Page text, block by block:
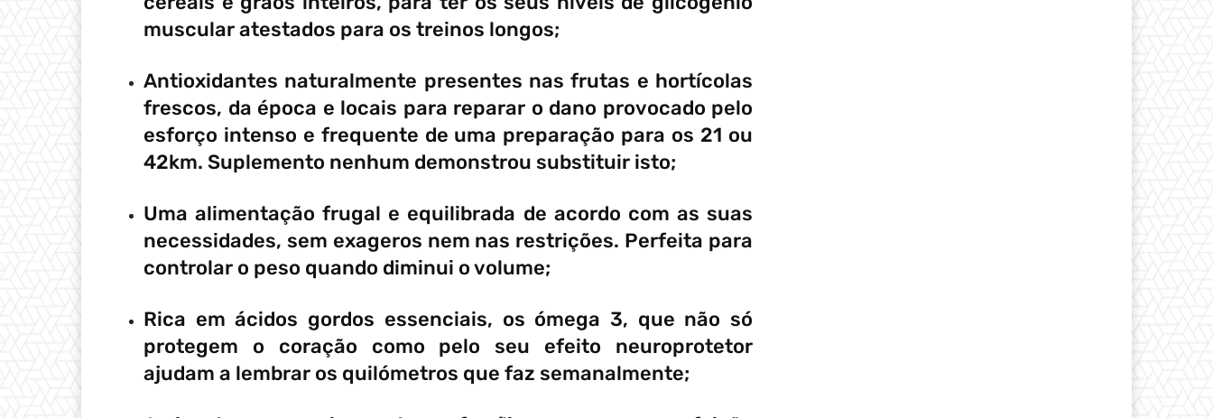
muscular atestados para os treinos longos;
Antioxidantes naturalmente presentes nas frutas e hortícolas
frescos, da época e locais para reparar o dano provocado pelo
esforço intenso e frequente de uma preparação para os 21 ou
42km. Suplemento nenhum demonstrou substituir isto;
Uma alimentação frugal e equilibrada de acordo com as suas
necessidades, sem exageros nem nas restrições. Perfeita para
controlar o peso quando diminui o volume;
Rica em ácidos gordos essenciais, os ómega 3, que não só
protegem o coração como pelo seu efeito neuroprotetor
ajudam a lembrar os quilómetros que faz semanalmente;